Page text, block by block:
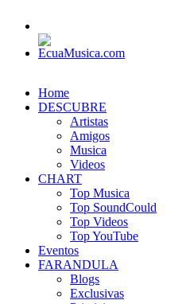
Home
DESCUBRE
Artistas
Amigos
Musica
Videos
CHART
Top Musica
Top SoundCould
Top Videos
Top YouTube
Eventos
FARANDULA
Blogs
Exclusivas